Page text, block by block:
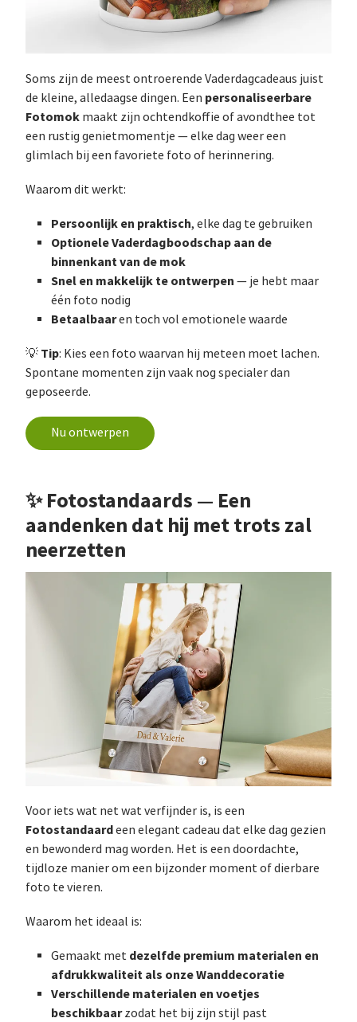
Soms zijn de meest ontroerende Vaderdagcadeaus juist
de kleine, alledaagse dingen. Een personaliseerbare
Fotomok maakt zijn ochtendkoffie of avondthee tot
een rustig genietmomentje — elke dag weer een
glimlach bij een favoriete foto of herinnering.
Waarom dit werkt:
Persoonlijk en praktisch, elke dag te gebruiken
Optionele Vaderdagboodschap aan de
binnenkant van de mok
Snel en makkelijk te ontwerpen — je hebt maar
één foto nodig
Betaalbaaren toch vol emotionele waarde
💡 Tip: Kies een foto waarvan hij meteen moet lachen.
Spontane momenten zijn vaak nog specialer dan
geposeerde.
Nu ontwerpen
✨ Fotostandaards — Een
aandenken dat hij met trots zal
neerzetten
Voor iets wat net wat verfijnder is, is een
Fotostandaardeen elegant cadeau dat elke dag gezien
en bewonderd mag worden. Het is een doordachte,
tijdloze manier om een bijzonder moment of dierbare
foto te vieren.
Waarom het ideaal is:
Gemaakt met dezelfde premium materialen en
afdrukkwaliteit als onze Wanddecoratie
Verschillende materialen en voetjes
beschikbaarzodat het bij zijn stijl past